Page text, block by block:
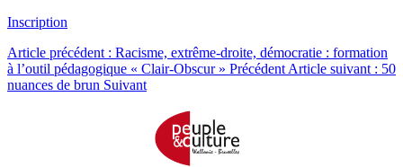
Inscription
Article précédent : Racisme, extrême-droite, démocratie : formation
à l’outil pédagogique « Clair-Obscur » Précédent Article suivant : 50
nuances de brun Suivant